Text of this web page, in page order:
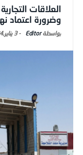
العلاقات
وضرورة اعتماد
Editor
-3 يناير,2024